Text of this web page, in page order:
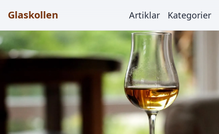
Glaskollen Artiklar Kategorier